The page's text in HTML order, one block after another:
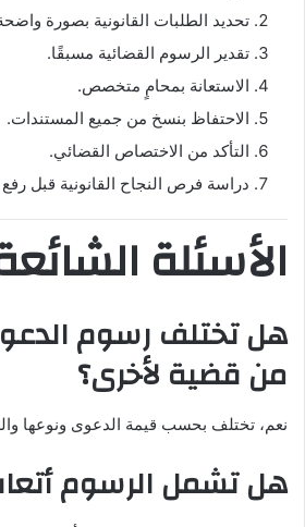
تحديد الطلبات القانونية بصورة
تقدير الرسوم القضائية مسبقًا.
الاستعانة بمحامٍ متخصص.
الاحتفاظ بنسخ من جميع المستندات.
التأكد من الاختصاص القضائي.
دراسة فرص النجاح القانونية قبل
الأسئلة
هل تختلف رسوم
من قضية لأخرى؟
نعم، تختلف بحسب قيمة الدعوى ونوعها
هل تشمل الرسوم